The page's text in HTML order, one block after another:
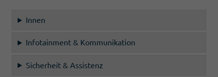
Innen
Infotainment & Kommunikation
Sicherheit & Assistenz